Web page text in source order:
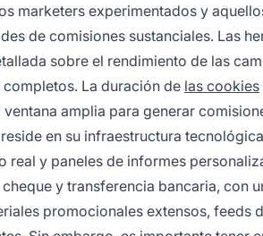
marketers experimentados y
de comisiones sustanciales. Las
sobre el rendimiento de las
La duración de las cookies
amplia para generar
en su infraestructura
real y paneles de informes
y transferencia bancaria, con
promocionales extensos,